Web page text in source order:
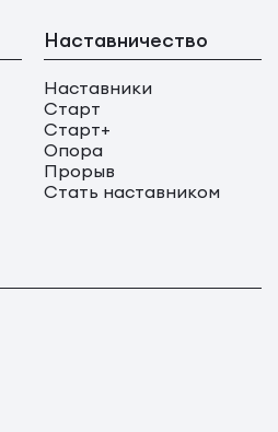
Наставничество
Наставники
Старт
Старт+
Опора
Прорыв
Стать наставником